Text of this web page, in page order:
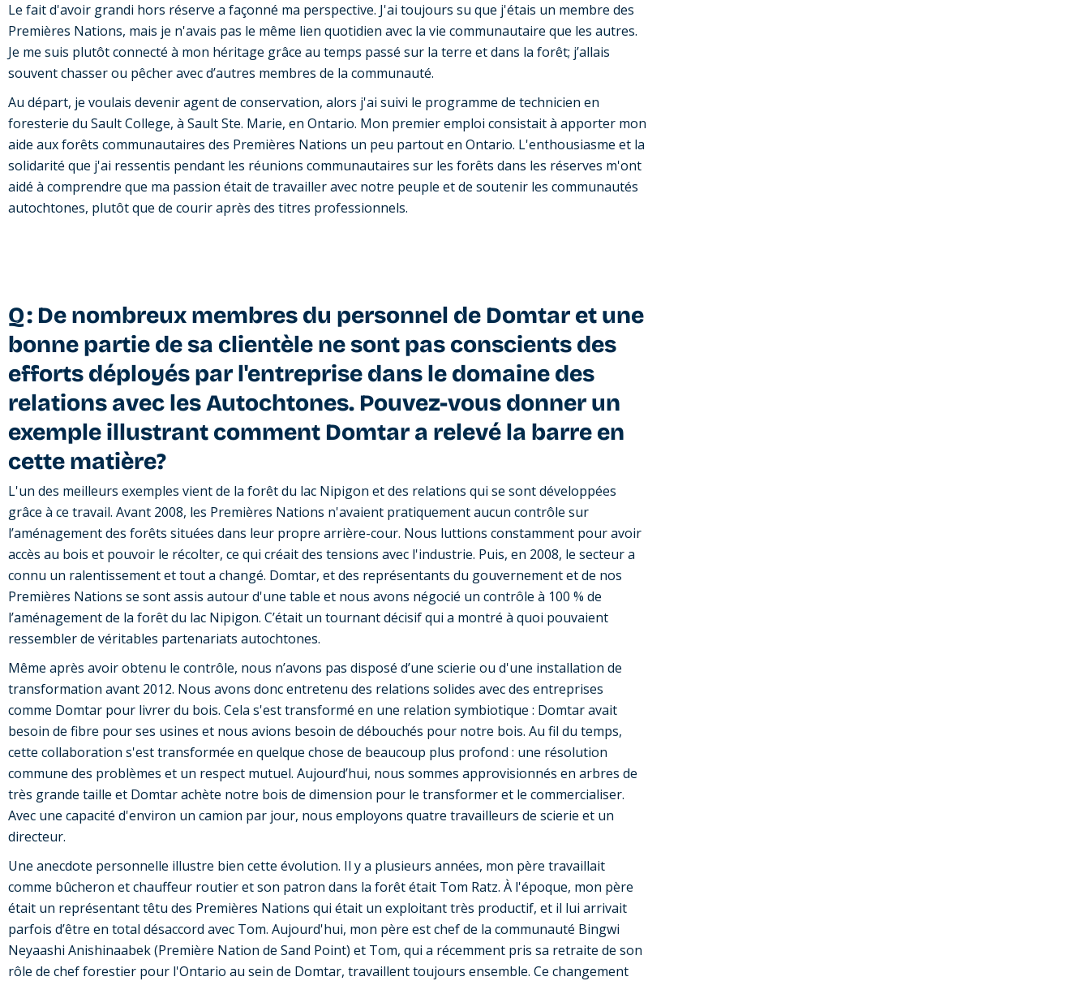
Le fait d'avoir grandi hors réserve a façonné ma perspective. J'ai toujours su que j'étais un membre des
Premières Nations, mais je n'avais pas le même lien quotidien avec la vie communautaire que les autres.
Je me suis plutôt connecté à mon héritage grâce au temps passé sur la terre et dans la forêt; j’allais
souvent chasser ou pêcher avec d’autres membres de la communauté.
Au départ, je voulais devenir agent de conservation, alors j'ai suivi le programme de technicien en
foresterie du Sault College, à Sault Ste. Marie, en Ontario. Mon premier emploi consistait à apporter mon
aide aux forêts communautaires des Premières Nations un peu partout en Ontario. L'enthousiasme et la
solidarité que j'ai ressentis pendant les réunions communautaires sur les forêts dans les réserves m'ont
aidé à comprendre que ma passion était de travailler avec notre peuple et de soutenir les communautés
autochtones, plutôt que de courir après des titres professionnels.
Q : De nombreux membres du personnel de Domtar et une
bonne partie de sa clientèle ne sont pas conscients des
efforts déployés par l'entreprise dans le domaine des
relations avec les Autochtones. Pouvez-vous donner un
exemple illustrant comment Domtar a relevé la barre en
cette matière?
L'un des meilleurs exemples vient de la forêt du lac Nipigon et des relations qui se sont développées
grâce à ce travail. Avant 2008, les Premières Nations n'avaient pratiquement aucun contrôle sur
l’aménagement des forêts situées dans leur propre arrière-cour. Nous luttions constamment pour avoir
accès au bois et pouvoir le récolter, ce qui créait des tensions avec l'industrie. Puis, en 2008, le secteur a
connu un ralentissement et tout a changé. Domtar, et des représentants du gouvernement et de nos
Premières Nations se sont assis autour d'une table et nous avons négocié un contrôle à 100 % de
l’aménagement de la forêt du lac Nipigon. C’était un tournant décisif qui a montré à quoi pouvaient
ressembler de véritables partenariats autochtones.
Même après avoir obtenu le contrôle, nous n’avons pas disposé d’une scierie ou d'une installation de
transformation avant 2012. Nous avons donc entretenu des relations solides avec des entreprises
comme Domtar pour livrer du bois. Cela s'est transformé en une relation symbiotique : Domtar avait
besoin de fibre pour ses usines et nous avions besoin de débouchés pour notre bois. Au fil du temps,
cette collaboration s'est transformée en quelque chose de beaucoup plus profond : une résolution
commune des problèmes et un respect mutuel. Aujourd’hui, nous sommes approvisionnés en arbres de
très grande taille et Domtar achète notre bois de dimension pour le transformer et le commercialiser.
Avec une capacité d'environ un camion par jour, nous employons quatre travailleurs de scierie et un
directeur.
Une anecdote personnelle illustre bien cette évolution. Il y a plusieurs années, mon père travaillait
comme bûcheron et chauffeur routier et son patron dans la forêt était Tom Ratz. À l'époque, mon père
était un représentant têtu des Premières Nations qui était un exploitant très productif, et il lui arrivait
parfois d’être en total désaccord avec Tom. Aujourd'hui, mon père est chef de la communauté Bingwi
Neyaashi Anishinaabek (Première Nation de Sand Point) et Tom, qui a récemment pris sa retraite de son
rôle de chef forestier pour l'Ontario au sein de Domtar, travaillent toujours ensemble. Ce changement